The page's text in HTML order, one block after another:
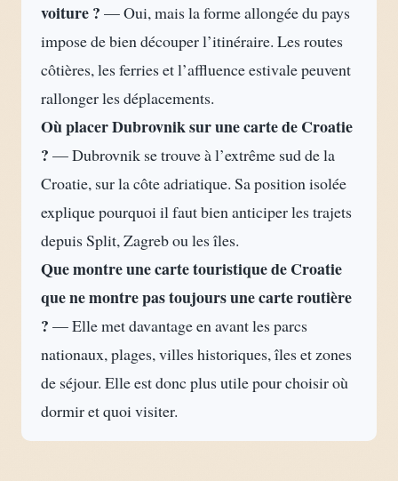
voiture ? — Oui, mais la forme allongée du pays
impose de bien découper l’itinéraire. Les routes
côtières, les ferries et l’affluence estivale peuvent
rallonger les déplacements.
Où placer Dubrovnik sur une carte de Croatie
? — Dubrovnik se trouve à l’extrême sud de la
Croatie, sur la côte adriatique. Sa position isolée
explique pourquoi il faut bien anticiper les trajets
depuis Split, Zagreb ou les îles.
Que montre une carte touristique de Croatie
que ne montre pas toujours une carte routière
? — Elle met davantage en avant les parcs
nationaux, plages, villes historiques, îles et zones
de séjour. Elle est donc plus utile pour choisir où
dormir et quoi visiter.